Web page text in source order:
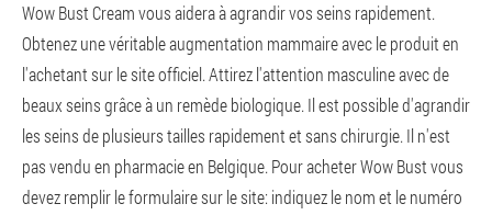
Wow Bust Cream vous aidera à agrandir vos seins rapidement.
Obtenez une véritable augmentation mammaire avec le produit en
l'achetant sur le site officiel. Attirez l'attention masculine avec de
beaux seins grâce à un remède biologique. Il est possible d'agrandir
les seins de plusieurs tailles rapidement et sans chirurgie. Il n'est
pas vendu en pharmacie en Belgique. Pour acheter Wow Bust vous
devez remplir le formulaire sur le site: indiquez le nom et le numéro